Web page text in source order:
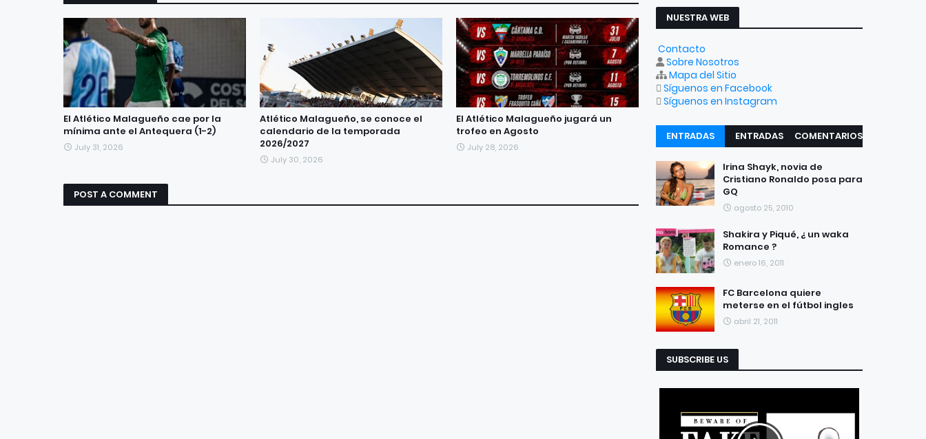
El Atlético Malagueño cae por la
mínima ante el Antequera (1-2)
July 31, 2026
Atlético Malagueño, se conoce el
calendario de la temporada
2026/2027
July 30, 2026
El Atlético Malagueño jugará un
trofeo en Agosto
July 28, 2026
POST A COMMENT
NUESTRA WEB
Contacto
Sobre Nosotros
Mapa del Sitio
Síguenos en Facebook
Síguenos en Instagram
ENTRADAS
RECIENTES
ENTRADAS
COMENTARIOS
Irina Shayk, novia de
Cristiano Ronaldo posa para
GQ
agosto 25, 2010
Shakira y Piqué, ¿ un waka
Romance ?
enero 16, 2011
FC Barcelona quiere
meterse en el fútbol ingles
abril 21, 2011
SUBSCRIBE US